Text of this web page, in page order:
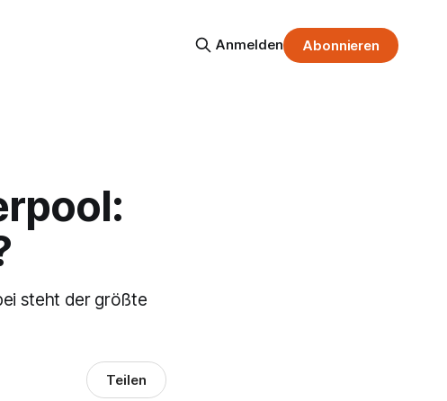
Anmelden Abonnieren
steht der größte
Teilen